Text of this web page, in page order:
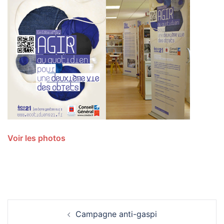
Voir les photos
Campagne anti-gaspi